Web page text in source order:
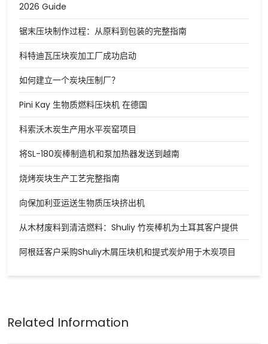
2026 Guide
锯末压块制作过程：从原料到包装的完整指南
科特迪瓦压块炭加工厂成功启动
如何建立一个炭块压制厂？
Pini Kay 生物质燃料压块机 在德国
科索沃木炭生产用水平炭窑项目
将SL-180炭棒制造机和泵加热器发送到越南
烧烤炭块生产工艺完整指南
向保加利亚运送生物质压块挤出机
从木材废料到清洁燃料：Shuliy 竹炭棒机为土耳其客户提供
阿根廷客户采购Shuliy木屑压块机和提式炭炉用于木炭项目